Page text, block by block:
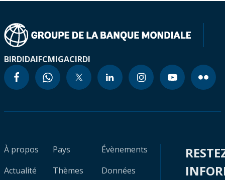
BIRDIDAIFCMIGACIRDI
À propos
Actualité
Pays
Thèmes
Évènements
Données